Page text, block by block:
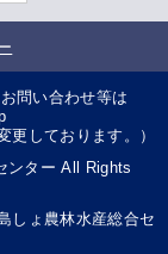
問い合わせ等は
更しております。）
ンター All Rights
しょ農林水産総合セ